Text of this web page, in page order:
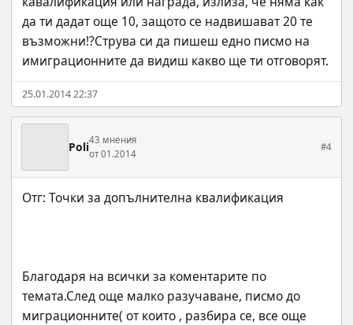
да ти дадат още 10, защото се надвишават 20 те
възможни!?Струва си да пишеш едно писмо на
имиграционните да видиш какво ще ти отговорят.
25.01.2014 22:37
Poli43 мнения
от 01.2014
#4
Благодаря на всички за коментарите по
темата.След още малко разучаване, писмо до
миграционните( от които , разбира се, все още